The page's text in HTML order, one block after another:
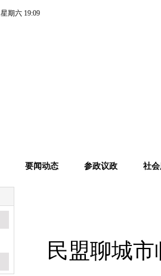
星期六 19:09
要闻动态 参政议政 社
民盟聊城